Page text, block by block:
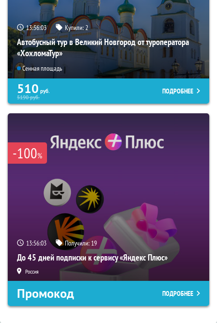
13:56:02 Купили:2
Автобусный тур в Великий Новгород от туроператора
«ХохломаТур»
Сенная площадь
510 руб.
5190руб.
ПОДРОБНЕЕ
-100%
13:56:02 Получили: 19
До 45 дней подписки к сервису «Яндекс Плюс»
Россия
Промокод ПОДРОБНЕЕ